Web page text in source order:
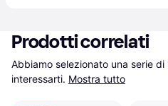
Prodotti correlati
Abbiamo selezionato una serie
interessarti. Mostra tutto